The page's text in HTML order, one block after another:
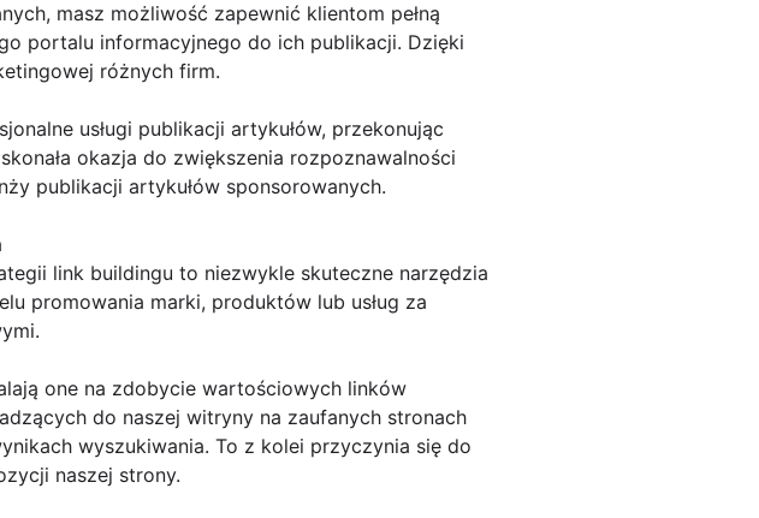
masz możliwość zapewnić klientom pełną
portalu informacyjnego do ich publikacji. Dzięki
różnych firm.
usługi publikacji artykułów, przekonując
okazja do zwiększenia rozpoznawalności
publikacji artykułów sponsorowanych.
link buildingu to niezwykle skuteczne narzędzia
promowania marki, produktów lub usług za
one na zdobycie wartościowych linków
do naszej witryny na zaufanych stronach
wyszukiwania. To z kolei przyczynia się do
naszej strony.